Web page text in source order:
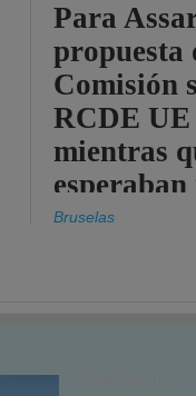
Para
propuesta
Comisión
RCDE
mientras
más
Bruselas